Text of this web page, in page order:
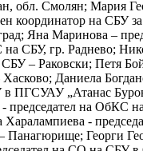
обл. Смолян; Мария
координатор на СБУ
Яна Маринова –
СБУ, гр. Раднево;
– Раковски; Петя
Даниела
ПГСУАУ „Атанас
- председател на ОбКС
Харалампиева -
Панагюрище; Георги